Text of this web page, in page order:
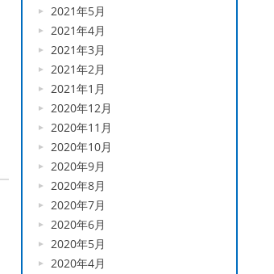
2021年5月
2021年4月
2021年3月
2021年2月
2021年1月
2020年12月
2020年11月
2020年10月
2020年9月
2020年8月
2020年7月
2020年6月
2020年5月
2020年4月